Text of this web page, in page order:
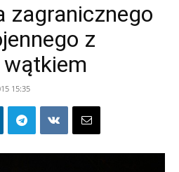
zagranicznego
z
15:35